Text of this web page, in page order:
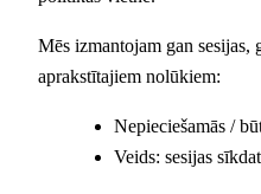
Mēs izmantojam gan sesijas,
aprakstītajiem nolūkiem:
Nepieciešamās /
Veids: sesijas